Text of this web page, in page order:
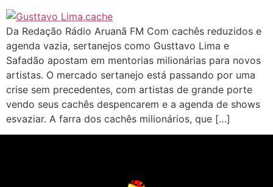
Da Redação Rádio Aruanã FM Com cachês reduzidos e
agenda vazia, sertanejos como Gusttavo Lima e
Safadão apostam em mentorias milionárias para novos
artistas. O mercado sertanejo está passando por uma
crise sem precedentes, com artistas de grande porte
vendo seus cachês despencarem e a agenda de shows
esvaziar. A farra dos cachês milionários, que […]